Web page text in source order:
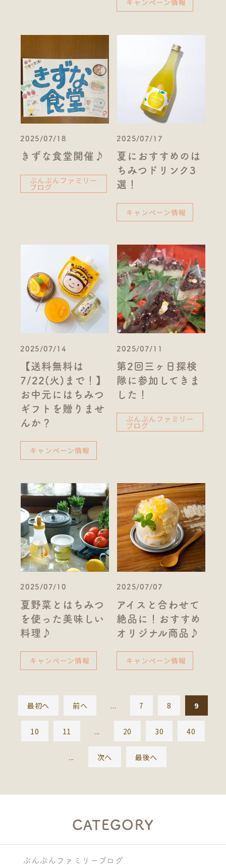
キャンペーン情報
2025/07/18
きずな食堂開催♪
ぶんぶんファミリー
ブログ
2025/07/17
夏におすすめのは
ちみつドリンク3
選！
キャンペーン情報
2025/07/14
【送料無料は
7/22(火)まで！】
お中元にはちみつ
ギフトを贈りませ
んか？
キャンペーン情報
2025/07/11
第2回三ヶ日探検
隊に参加してきま
した！
ぶんぶんファミリー
ブログ
2025/07/10
夏野菜とはちみつ
を使った美味しい
料理♪
キャンペーン情報
2025/07/07
アイスと合わせて
絶品に！おすすめ
オリジナル商品♪
キャンペーン情報
最初へ 前へ ... 7 8 9
10 11 ... 20 30 40
... 次へ 最後へ
CATEGORY
ぶんぶんファミリーブログ